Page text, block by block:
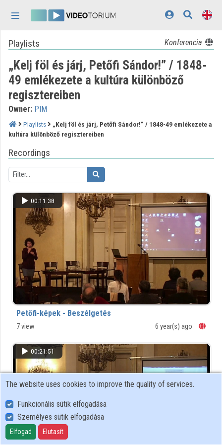
Home
Log In
Discovery
Categories
Playlists
Organizations
Contributors
Appearance:light
Playlists Konferencia
„Kelj föl és járj, Petőfi Sándor!” / 1848-
49 emlékezete a kultúra különböző
regisztereiben
Owner: PIM
Playlists
„Kelj föl és járj, Petőfi Sándor!” / 1848-49 emlékezete a
kultúra különböző regisztereiben
Recordings
00:11:38
Petőfi-képek - Beszélgetés
7 view 6 year(s) ago
00:21:51
The website uses cookies to improve the quality of services.
Funkcionális sütik elfogadása
Személyes sütik elfogadása
Elfogad Elutasít